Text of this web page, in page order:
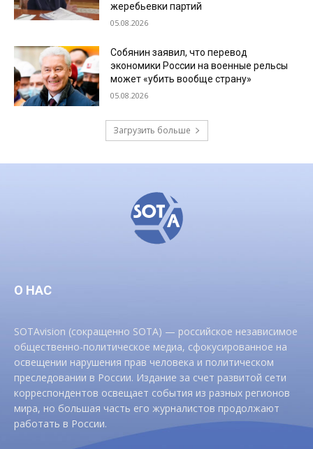
жеребьевки партий
05.08.2026
Собянин заявил, что перевод
экономики России на военные рельсы
может «убить вообще страну»
05.08.2026
Загрузить больше
О НАС
SOTAvision (сокращенно SOTA) — российское независимое
общественно-политическое медиа, сфокусированное на
освещении нарушения прав человека и политическом
преследовании в России. Издание за счет развитой сети
корреспондентов освещает события из разных регионов
мира, но большая часть его журналистов продолжают
работать в России.